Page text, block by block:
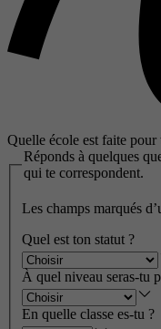
Quelle école est faite pour
Réponds à quelques
qui te correspondent.
Les champs marqués
Quel est ton statut ?
À quel niveau seras-tu
En quelle classe es-tu ?